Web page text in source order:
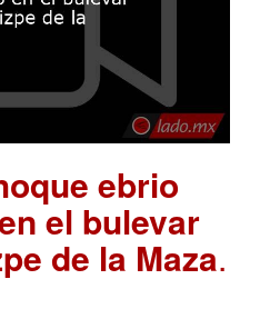
ebrio
el bulevar
de la Maza.